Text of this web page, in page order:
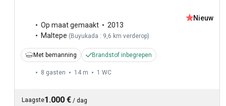
Op maat gemaakt
2013
Maltepe (Buyukada : 9,6 km verderop)
Nieuw
Met bemanning Brandstof inbegrepen
8 gasten 14 m 1 WC
Laagste1.000 € / dag